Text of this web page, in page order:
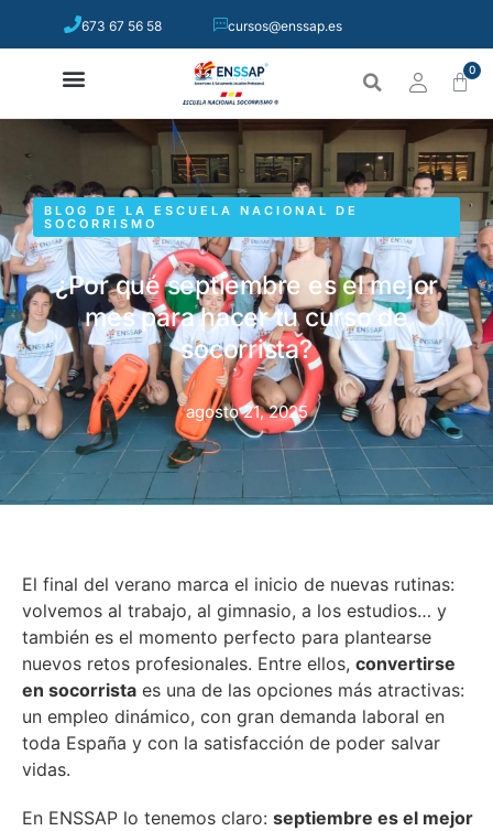
673 67 56 58 cursos@enssap.es
0
BLOG DE LA ESCUELA NACIONAL DE
SOCORRISMO
¿Por qué septiembre es el mejor
mes para hacer tu curso de
socorrista?
agosto 21, 2025
El final del verano marca el inicio de nuevas rutinas:
volvemos al trabajo, al gimnasio, a los estudios… y
también es el momento perfecto para plantearse
nuevos retos profesionales. Entre ellos, convertirse
en socorrista es una de las opciones más atractivas:
un empleo dinámico, con gran demanda laboral en
toda España y con la satisfacción de poder salvar
vidas.
En ENSSAP lo tenemos claro: septiembre es el mejor